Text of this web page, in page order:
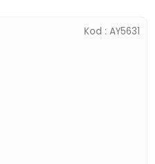
Kod : AY5631